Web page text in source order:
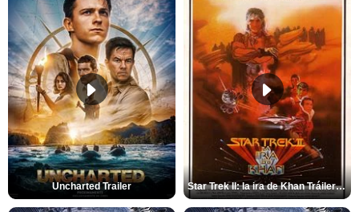
Uncharted Trailer Star Trek II: la ira de Khan Tráiler VO